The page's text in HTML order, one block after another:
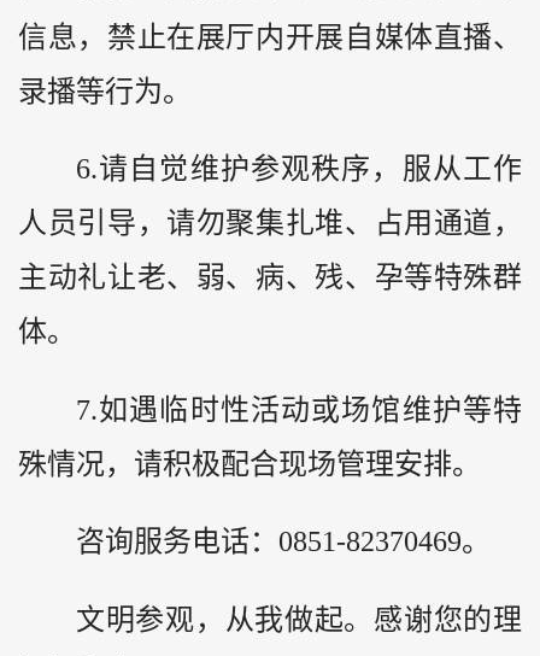
信息，禁止在展厅内开展自媒体直播、
录播等行为。
6.请自觉维护参观秩序，服从工作
人员引导，请勿聚集扎堆、占用通道，
主动礼让老、弱、病、残、孕等特殊群
体。
7.如遇临时性活动或场馆维护等特
殊情况，请积极配合现场管理安排。
咨询服务电话：0851-82370469。
文明参观，从我做起。感谢您的理